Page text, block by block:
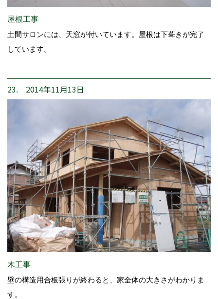
屋根工事
土間サロンには、天窓が付いています。屋根は下葺きが完了
しています。
23. 2014年11月13日
木工事
壁の構造用合板張りが終わると、家全体の大きさがわかりま
す。